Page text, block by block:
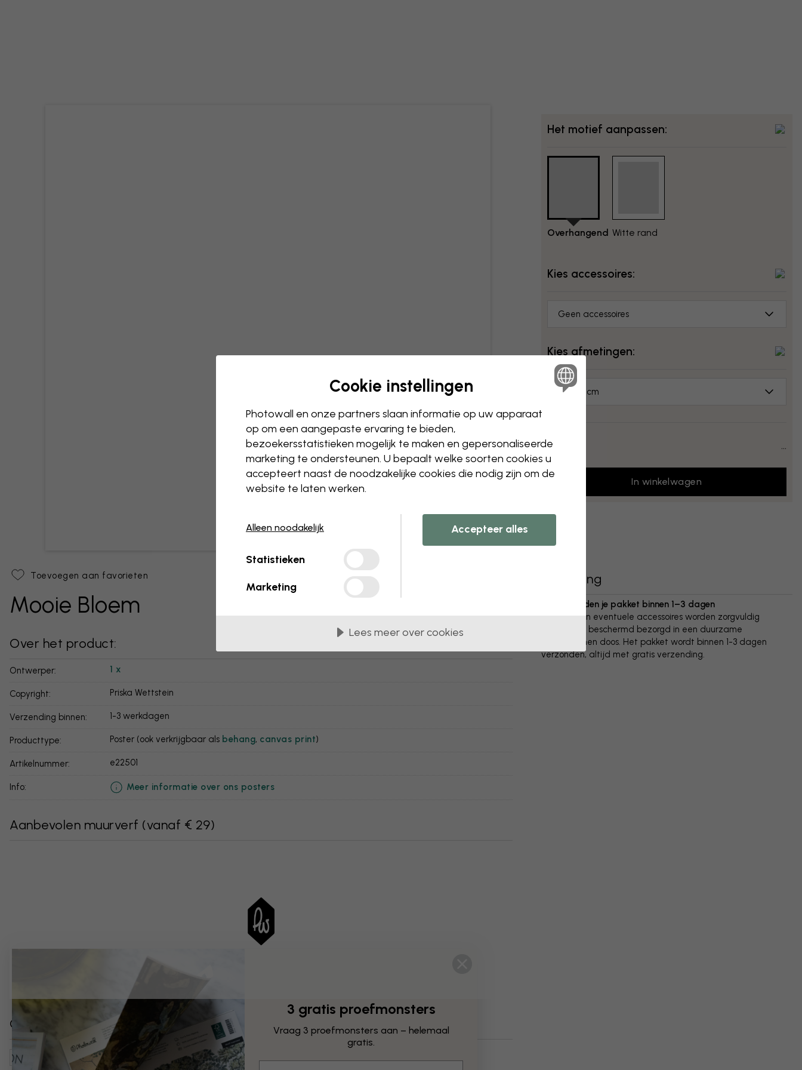
Hi there!
It looks like you are visiting us from USA.
Select country OK
Het motief aanpassen:
Overhangend Witte rand
Kies accessoires:
Geen accessoires
Kies afmetingen:
50x50 cm
Prijs: ...
In winkelwagen
Toevoegen aan favorieten
Mooie Bloem
Over het product:
Ontwerper: 1 x
Copyright: Priska Wettstein
Verzending binnen: 1-3 werkdagen
Producttype: Poster (ook verkrijgbaar als behang, canvas print)
Artikelnummer: e22501
info: Meer informatie over ons posters
Aanbevolen muurverf (vanaf € 29)
Gerelateerde categorieën
Natuur Bloemen Anemonen Kunst & Design
Bezorging
We verzenden je pakket binnen 1–3 dagen
Je poster en eventuele accessoires worden zorgvuldig
verpakt en beschermd bezorgd in een duurzame
golfkartonnen doos. Het pakket wordt binnen 1-3 dagen
verzonden, altijd met gratis verzending.
Cookie instellingen
Photowall en onze partners slaan informatie op uw apparaat
op om een aangepaste ervaring te bieden,
bezoekersstatistieken mogelijk te maken en gepersonaliseerde
marketing te ondersteunen. U bepaalt welke soorten cookies u
accepteert naast de noodzakelijke cookies die nodig zijn om de
website te laten werken.
Alleen noodakelijk
Statistieken
Marketing
Accepteer alles
Lees meer over cookies
3 gratis proefmonsters
Vraag 3 proefmonsters aan – helemaal
gratis.